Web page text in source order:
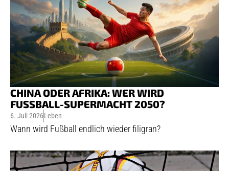
CHINA ODER AFRIKA: WER WIRD
FUSSBALL-SUPERMACHT 2050?
6. Juli 2026Leben
Wann wird Fußball endlich wieder filigran?